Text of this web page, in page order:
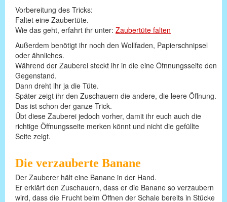
Vorbereitung des Tricks:
Faltet eine Zaubertüte.
Wie das geht, erfahrt ihr unter: Zaubertüte falten
Außerdem benötigt ihr noch den Wollfaden, Papierschnipsel
oder ähnliches.
Während der Zauberei steckt ihr in die eine Öfnnungsseite den
Gegenstand.
Dann dreht ihr ja die Tüte.
Später zeigt ihr den Zuschauern die andere, die leere Öffnung.
Das ist schon der ganze Trick.
Übt diese Zauberei jedoch vorher, damit ihr euch auch die
richtige Öffnungsseite merken könnt und nicht die gefüllte
Seite zeigt.
Die verzauberte Banane
Der Zauberer hält eine Banane in der Hand.
Er erklärt den Zuschauern, dass er die Banane so verzaubern
wird, dass die Frucht beim Öffnen der Schale bereits in Stücke